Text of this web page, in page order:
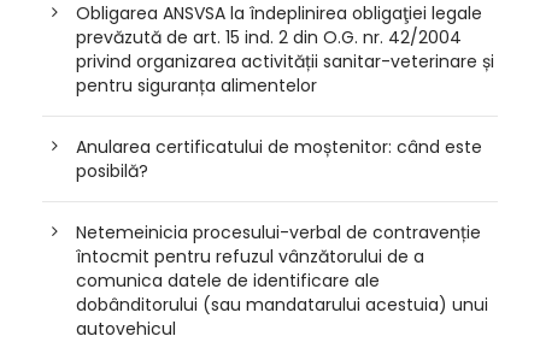
Obligarea ANSVSA la îndeplinirea obligaţiei legale
prevăzută de art. 15 ind. 2 din O.G. nr. 42/2004
privind organizarea activității sanitar-veterinare și
pentru siguranța alimentelor
Anularea certificatului de moștenitor: când este
posibilă?
Netemeinicia procesului-verbal de contravenție
întocmit pentru refuzul vânzătorului de a
comunica datele de identificare ale
dobânditorului (sau mandatarului acestuia) unui
autovehicul